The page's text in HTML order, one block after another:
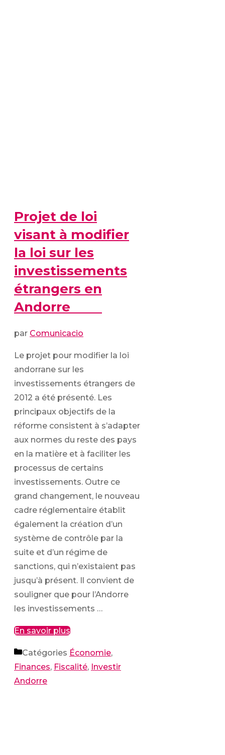
Projet de loi
visant à modifier
la loi sur les
investissements
étrangers en
Andorre
par Comunicacio
Le projet pour modifier la loi
andorrane sur les
investissements étrangers de
2012 a été présenté. Les
principaux objectifs de la
réforme consistent à s’adapter
aux normes du reste des pays
en la matière et à faciliter les
processus de certains
investissements. Outre ce
grand changement, le nouveau
cadre réglementaire établit
également la création d’un
système de contrôle par la
suite et d’un régime de
sanctions, qui n’existaient pas
jusqu’à présent. Il convient de
souligner que pour l’Andorre
les investissements …
En savoir plus
Catégories Économie,
Finances, Fiscalité, Investir
Andorre